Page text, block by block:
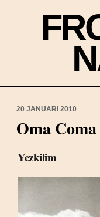
20 JANUARI 2010
Oma
Yezkilim